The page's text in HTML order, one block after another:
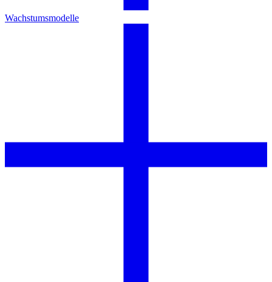
Wachstumsmodelle